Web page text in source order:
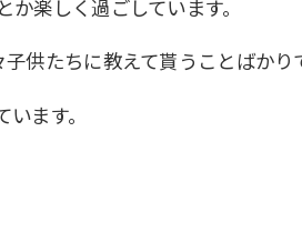
楽しく過ごしています。
供たちに教えて貰うことばかり
ます。